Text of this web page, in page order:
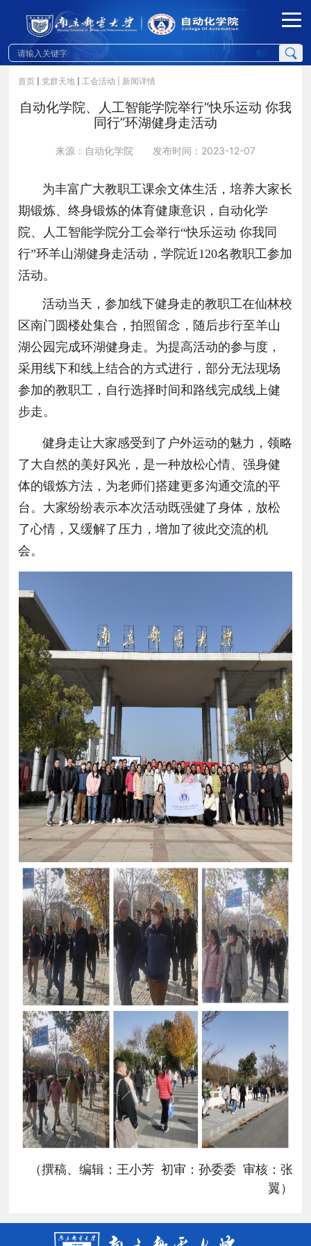
首页 党群天地 工会活动 | 新闻详情
自动化学院、人工智能学院举行“快乐运动 你我
同行”环湖健身走活动
来源：自动化学院 发布时间：2023-12-07
为丰富广大教职工课余文体生活，培养大家长
期锻炼、终身锻炼的体育健康意识， 自动化学
院、人工智能学院分工会举行“快乐运动 你我同
行”环羊山湖健身走活动 ，学院近120名教职工参加
活动。
活动当天，参加线下健身走的教职工在仙林校
区南门圆楼处集合 ，拍照留念 ， 随后步行至羊山
湖公园 完成环湖健身走。 为提高活动的参与度，
采用线下和线上结合的方式进行，部分无法现场
参加的教职工 ， 自行选择时间和路线完成线上健
步走。
健身走让大家感受到了户外运动的魅力，领略
了大自然的美好风光，是一种放松心情、强身健
体的锻炼方法，为老师们搭建更多沟通交流的平
台。大家纷纷表示本次活动既强健了身体，放松
了心情，又缓解了压力，增加了彼此交流的机
会。
（撰稿、编辑：王小芳 初审：孙委委 审核：张
翼）